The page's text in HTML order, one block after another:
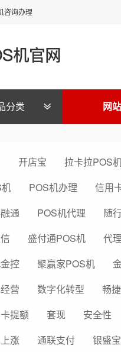
咨询办理
分类 网
开店宝 拉卡拉POS
POS机办理 信用
通
POS机代理 随
盛付通POS机 代
控
聚赢家POS机
营
数字化转型 畅
提额
套现 安全性
涨
通联支付 银盛宝